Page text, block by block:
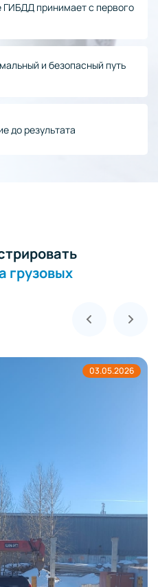
ГИБДД принимает с первого
и безопасный путь
до результата
грузовых
03.05.2026